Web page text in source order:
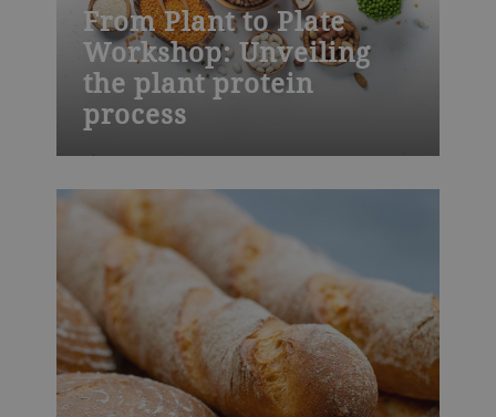
From Plant to Plate
Workshop: Unveiling
the plant protein
process
require, among other things, lower
footprints in food production to provide
enough food on a sustainable level. This
workshop provides insights on alternative
protein sources and their processing from
crops to concentrates and isolates and
ultimately to consumer food, such as